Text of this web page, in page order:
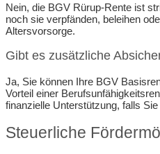
Nein, die BGV Rürup-Rente ist
noch sie verpfänden, beleihen
Altersvorsorge.
Gibt es zusätzliche
Ja, Sie können Ihre BGV
Vorteil einer
finanzielle Unterstützung, falls
Steuerliche